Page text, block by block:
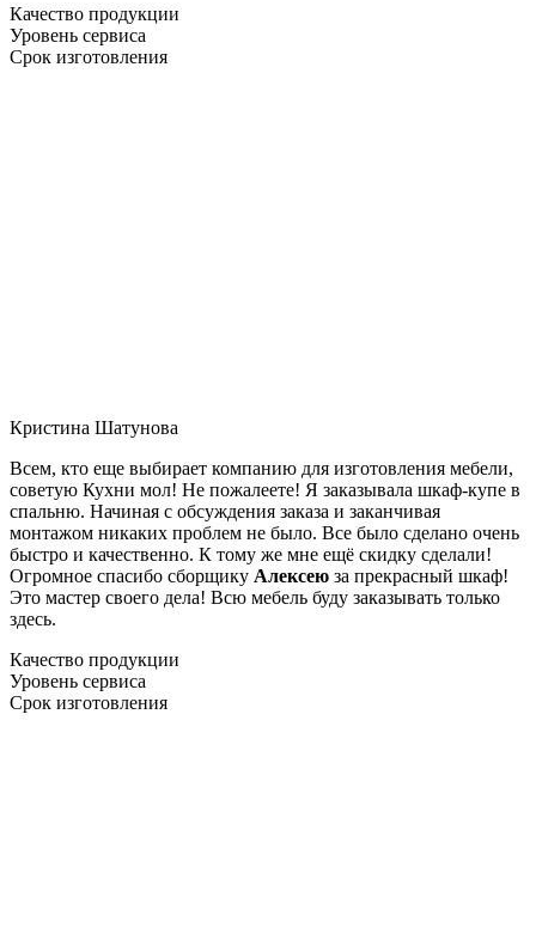
Качество продукции
Уровень сервиса
Срок изготовления
Кристина Шатунова
Всем, кто еще выбирает компанию для изготовления мебели,
советую Кухни мол! Не пожалеете! Я заказывала шкаф-купе в
спальню. Начиная с обсуждения заказа и заканчивая
монтажом никаких проблем не было. Все было сделано очень
быстро и качественно. К тому же мне ещё скидку сделали!
Огромное спасибо сборщику Алексею за прекрасный шкаф!
Это мастер своего дела! Всю мебель буду заказывать только
здесь.
Качество продукции
Уровень сервиса
Срок изготовления